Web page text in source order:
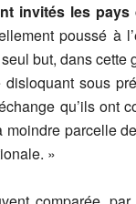
invités les pays
poussé à
but, dans cette
sous
qu’ils ont
moindre parcelle
»